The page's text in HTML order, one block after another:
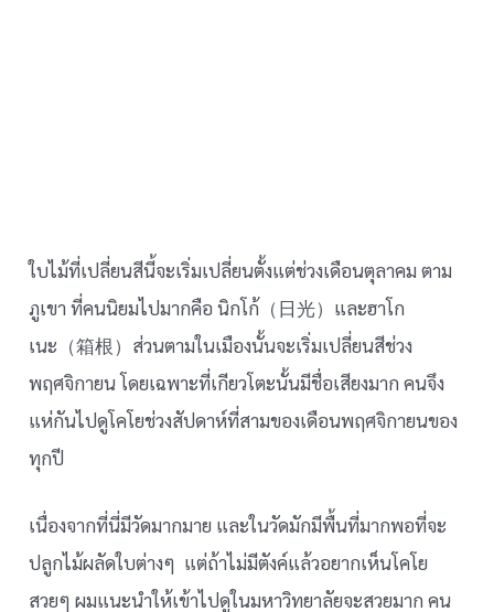
ใบไม้ที่เปลี่ยนสีนี้จะเริ่มเปลี่ยนตั้งแต่ช่วงเดือนตุลาคม ตาม
ภูเขา ที่คนนิยมไปมากคือ นิกโก้（日光）และฮาโก
เนะ（箱根）ส่วนตามในเมืองนั้นจะเริ่มเปลี่ยนสีช่วง
พฤศจิกายน โดยเฉพาะที่เกียวโตะนั้นมีชื่อเสียงมาก คนจึง
แห่กันไปดูโคโยช่วงสัปดาห์ที่สามของเดือนพฤศจิกายนของ
ทุกปี
เนื่องจากที่นี่มีวัดมากมาย และในวัดมักมีพื้นที่มากพอที่จะ
ปลูกไม้ผลัดใบต่างๆ แต่ถ้าไม่มีตังค์แล้วอยากเห็นโคโย
สวยๆ ผมแนะนำให้เข้าไปดูในมหาวิทยาลัยจะสวยมาก คน